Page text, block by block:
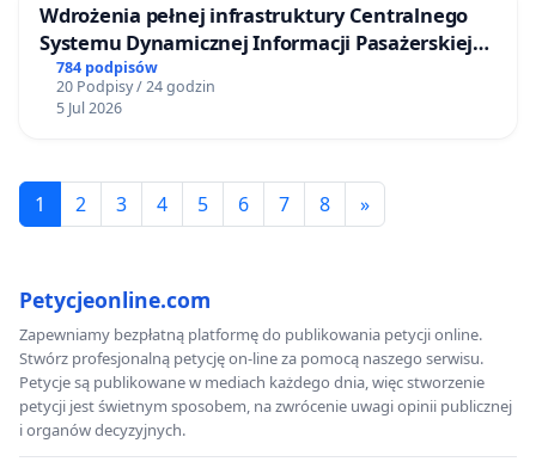
Wdrożenia pełnej infrastruktury Centralnego
Systemu Dynamicznej Informacji Pasażerskiej
(CSDiP) na stacji kolejowej w Łomży
784 podpisów
20 Podpisy / 24 godzin
5 Jul 2026
1 2 3 4 5 6 7 8 »
Petycjeonline.com
Zapewniamy bezpłatną platformę do publikowania petycji online.
Stwórz profesjonalną petycję on-line za pomocą naszego serwisu.
Petycje są publikowane w mediach każdego dnia, więc stworzenie
petycji jest świetnym sposobem, na zwrócenie uwagi opinii publicznej
i organów decyzyjnych.